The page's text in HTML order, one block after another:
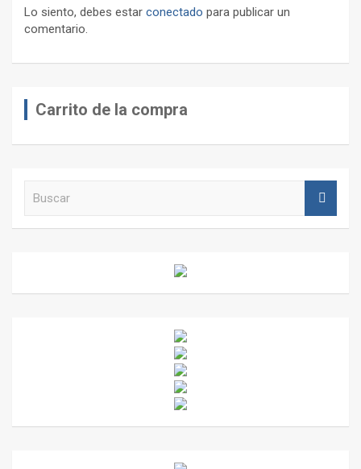
Lo siento, debes estar conectado para publicar un
comentario.
Carrito de la compra